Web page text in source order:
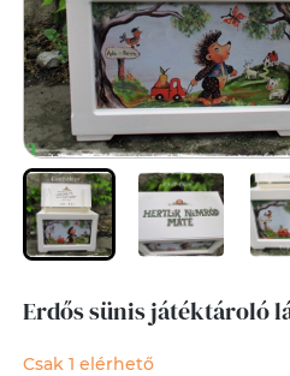
Erdős sünis játéktároló
Csak 1 elérhető